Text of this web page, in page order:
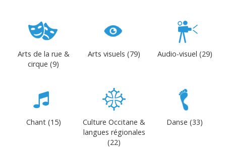
Arts de la rue &
cirque (9)
Arts visuels (79) Audio-visuel (29)
Chant (15)
Culture Occitane &
langues régionales
(22)
Danse (33)